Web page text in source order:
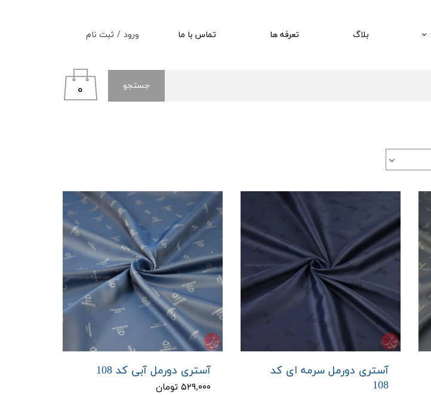
ورود / ثبت نام
تغییر گذر واژه
سفارشات
بلاگ تعرفه ها تماس با ما
جستجو ۰
آستری دورمل سرمه ای کد
108
آستری دورمل آبی کد 108
۵۲۹,۰۰۰ تومان